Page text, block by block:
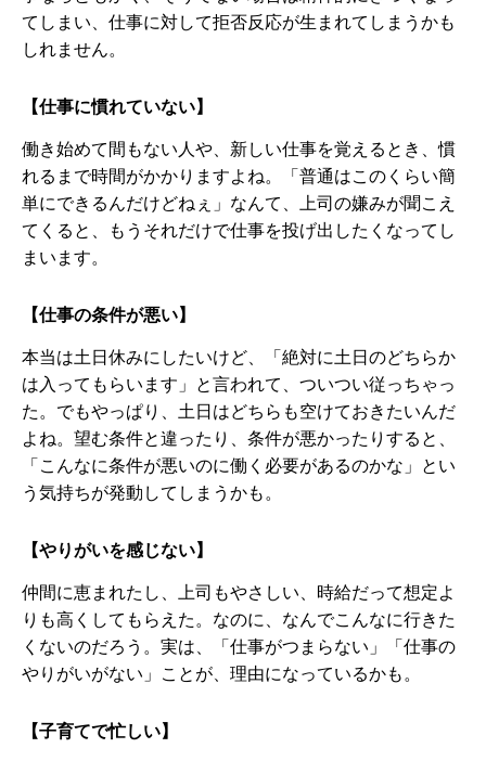
てしまい、仕事に対して拒否反応が生まれてしまうかも
しれません。
【仕事に慣れていない】
働き始めて間もない人や、新しい仕事を覚えるとき、慣
れるまで時間がかかりますよね。「普通はこのくらい簡
単にできるんだけどねぇ」なんて、上司の嫌みが聞こえ
てくると、もうそれだけで仕事を投げ出したくなってし
まいます。
【仕事の条件が悪い】
本当は土日休みにしたいけど、「絶対に土日のどちらか
は入ってもらいます」と言われて、ついつい従っちゃっ
た。でもやっぱり、土日はどちらも空けておきたいんだ
よね。望む条件と違ったり、条件が悪かったりすると、
「こんなに条件が悪いのに働く必要があるのかな」とい
う気持ちが発動してしまうかも。
【やりがいを感じない】
仲間に恵まれたし、上司もやさしい、時給だって想定よ
りも高くしてもらえた。なのに、なんでこんなに行きた
くないのだろう。実は、「仕事がつまらない」「仕事の
やりがいがない」ことが、理由になっているかも。
【子育てで忙しい】